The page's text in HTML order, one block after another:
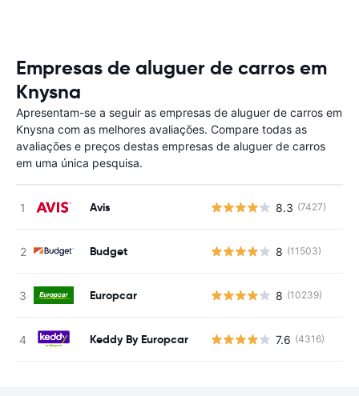
Empresas de aluguer de carros em
Knysna
Apresentam-se a seguir as empresas de aluguer de carros em
Knysna com as melhores avaliações. Compare todas as
avaliações e preços destas empresas de aluguer de carros
em uma única pesquisa.
Avis 8.3 (7427)
Budget 8 (11503)
Europcar 8 (10239)
Keddy By Europcar 7.6 (4316)